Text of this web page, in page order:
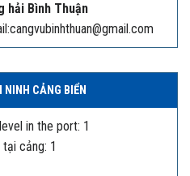
hải Bình Thuận
NINH CẢNG BIỂN
in the port: 1
tại cảng: 1